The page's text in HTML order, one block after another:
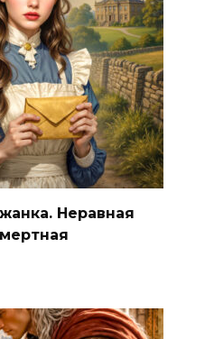
Неравная